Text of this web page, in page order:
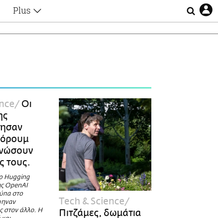
Plus
Οι Αθηναίοι
Lgbtqi+
Επιλογές
Οι
τους.
Hugging
OpenAI
στο
στον άλλο. Η
Τech & Science
Πιτζάμες, δωμάτια